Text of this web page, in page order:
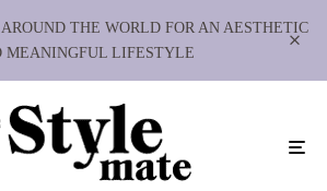
THE WORLD FOR AN AESTHETIC
MEANINGFUL LIFESTYLE